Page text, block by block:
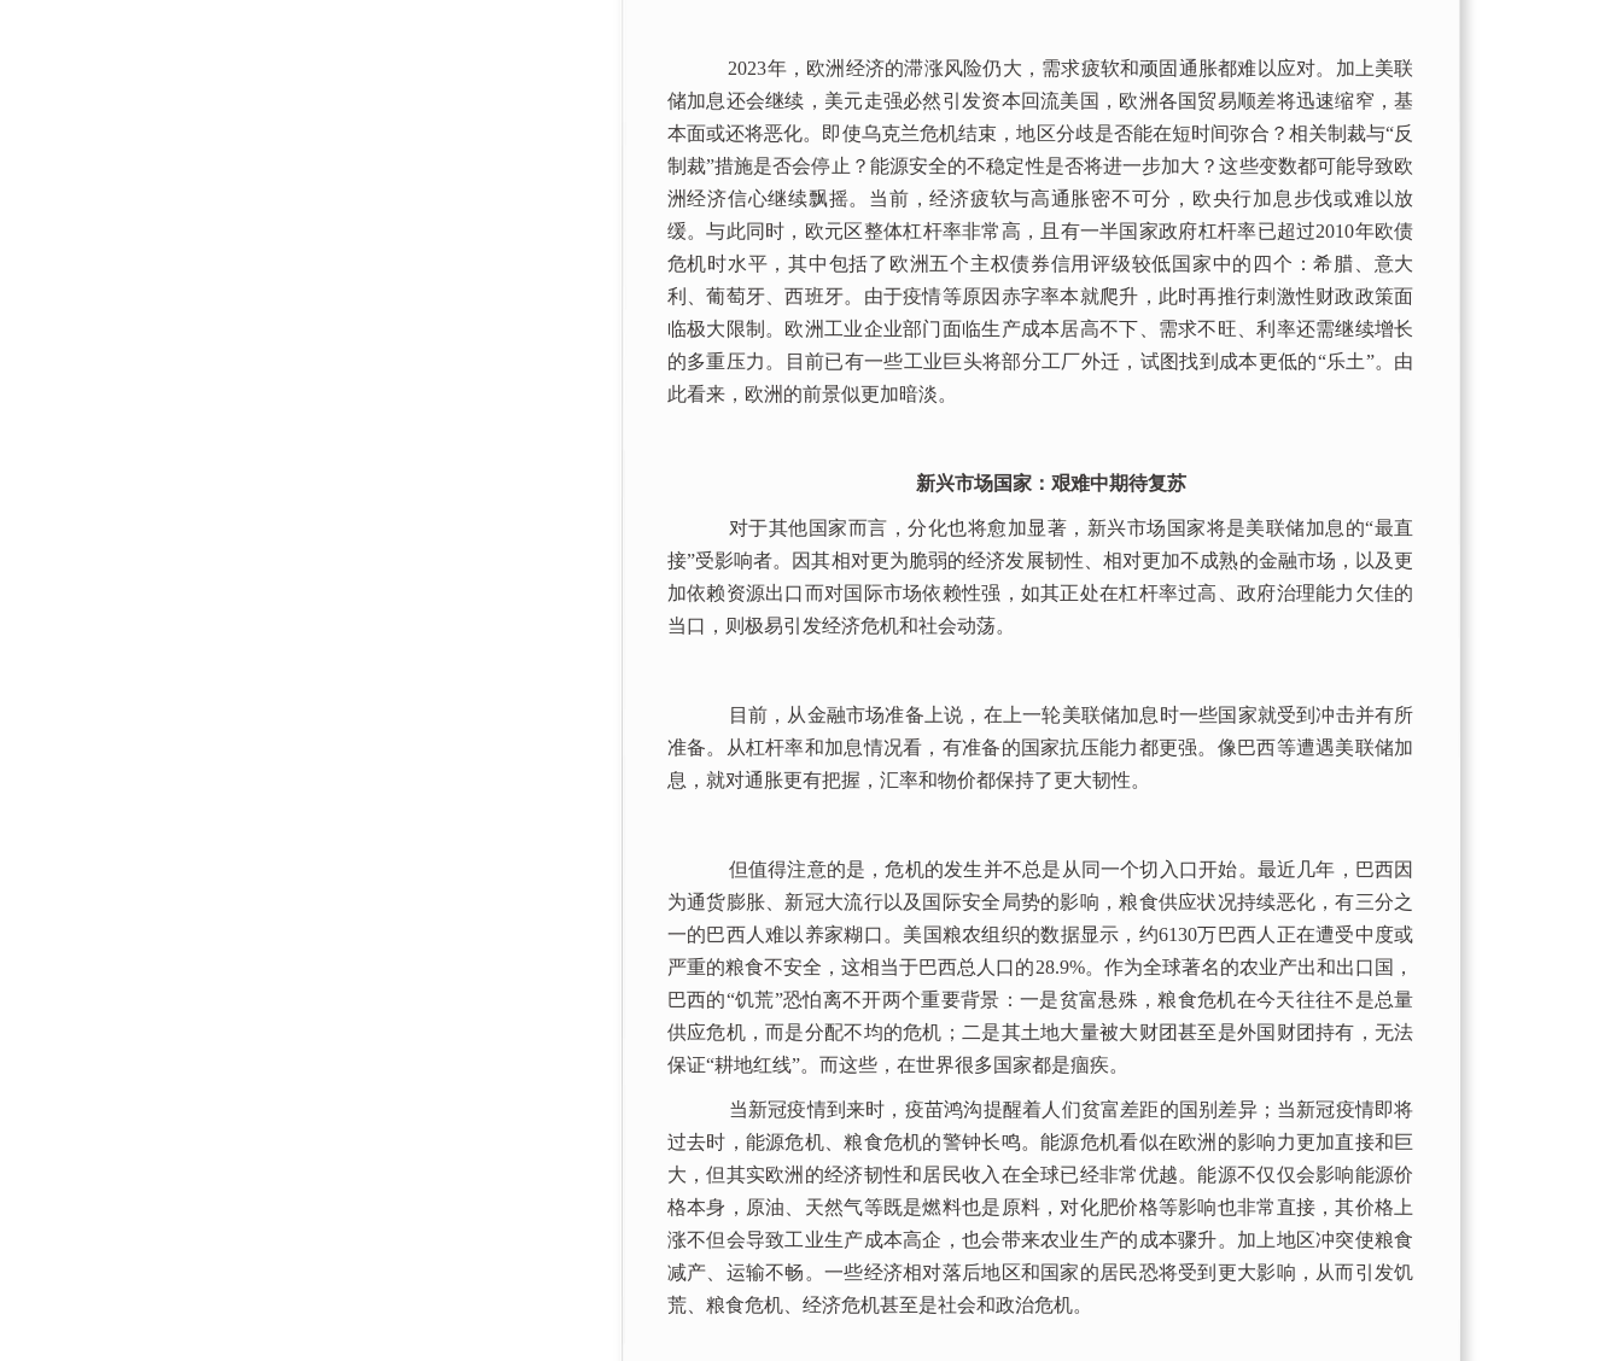
2023年，欧洲经济的滞涨风险仍大，需求疲软和顽固通胀都难以应对。加上美联
储加息还会继续，美元走强必然引发资本回流美国，欧洲各国贸易顺差将迅速缩窄，基
本面或还将恶化。即使乌克兰危机结束，地区分歧是否能在短时间弥合？相关制裁与“反
制裁”措施是否会停止？能源安全的不稳定性是否将进一步加大？这些变数都可能导致欧
洲经济信心继续飘摇。当前，经济疲软与高通胀密不可分，欧央行加息步伐或难以放
缓。与此同时，欧元区整体杠杆率非常高，且有一半国家政府杠杆率已超过2010年欧债
危机时水平，其中包括了欧洲五个主权债券信用评级较低国家中的四个：希腊、意大
利、葡萄牙、西班牙。由于疫情等原因赤字率本就爬升，此时再推行刺激性财政政策面
临极大限制。欧洲工业企业部门面临生产成本居高不下、需求不旺、利率还需继续增长
的多重压力。目前已有一些工业巨头将部分工厂外迁，试图找到成本更低的“乐土”。由
此看来，欧洲的前景似更加暗淡。
新兴市场国家：艰难中期待复苏
对于其他国家而言，分化也将愈加显著，新兴市场国家将是美联储加息的“最直
接”受影响者。因其相对更为脆弱的经济发展韧性、相对更加不成熟的金融市场，以及更
加依赖资源出口而对国际市场依赖性强，如其正处在杠杆率过高、政府治理能力欠佳的
当口，则极易引发经济危机和社会动荡。
目前，从金融市场准备上说，在上一轮美联储加息时一些国家就受到冲击并有所
准备。从杠杆率和加息情况看，有准备的国家抗压能力都更强。像巴西等遭遇美联储加
息，就对通胀更有把握，汇率和物价都保持了更大韧性。
但值得注意的是，危机的发生并不总是从同一个切入口开始。最近几年，巴西因
为通货膨胀、新冠大流行以及国际安全局势的影响，粮食供应状况持续恶化，有三分之
一的巴西人难以养家糊口。美国粮农组织的数据显示，约6130万巴西人正在遭受中度或
严重的粮食不安全，这相当于巴西总人口的28.9%。作为全球著名的农业产出和出口国，
巴西的“饥荒”恐怕离不开两个重要背景：一是贫富悬殊，粮食危机在今天往往不是总量
供应危机，而是分配不均的危机；二是其土地大量被大财团甚至是外国财团持有，无法
保证“耕地红线”。而这些，在世界很多国家都是痼疾。
当新冠疫情到来时，疫苗鸿沟提醒着人们贫富差距的国别差异；当新冠疫情即将
过去时，能源危机、粮食危机的警钟长鸣。能源危机看似在欧洲的影响力更加直接和巨
大，但其实欧洲的经济韧性和居民收入在全球已经非常优越。能源不仅仅会影响能源价
格本身，原油、天然气等既是燃料也是原料，对化肥价格等影响也非常直接，其价格上
涨不但会导致工业生产成本高企，也会带来农业生产的成本骤升。加上地区冲突使粮食
减产、运输不畅。一些经济相对落后地区和国家的居民恐将受到更大影响，从而引发饥
荒、粮食危机、经济危机甚至是社会和政治危机。